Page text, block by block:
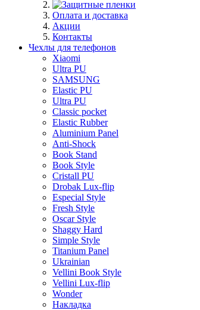
Оплата и доставка
Акции
Контакты
Чехлы для телефонов
Xiaomi
Ultra PU
SAMSUNG
Elastic PU
Ultra PU
Classic pocket
Elastic Rubber
Aluminium Panel
Anti-Shock
Book Stand
Book Style
Cristall PU
Drobak Lux-flip
Especial Style
Fresh Style
Oscar Style
Shaggy Hard
Simple Style
Titanium Panel
Ukrainian
Vellini Book Style
Vellini Lux-flip
Wonder
Накладка